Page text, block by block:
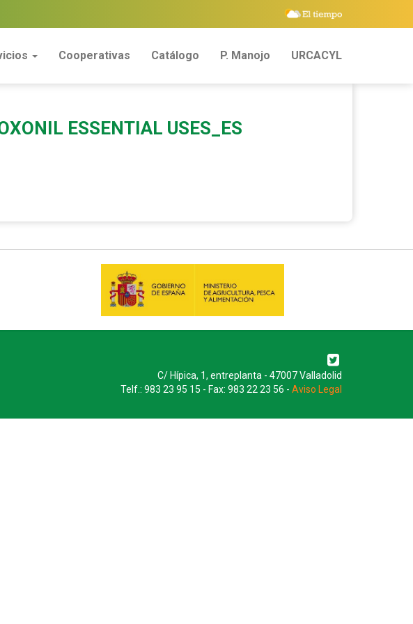
Cooperativas Catálogo P. Manojo URCACYL
ESSENTIAL USES_ES
C/ Hípica, 1, entreplanta - 47007 Valladolid
Telf.: 983 23 95 15 - Fax: 983 22 23 56 - Aviso Legal